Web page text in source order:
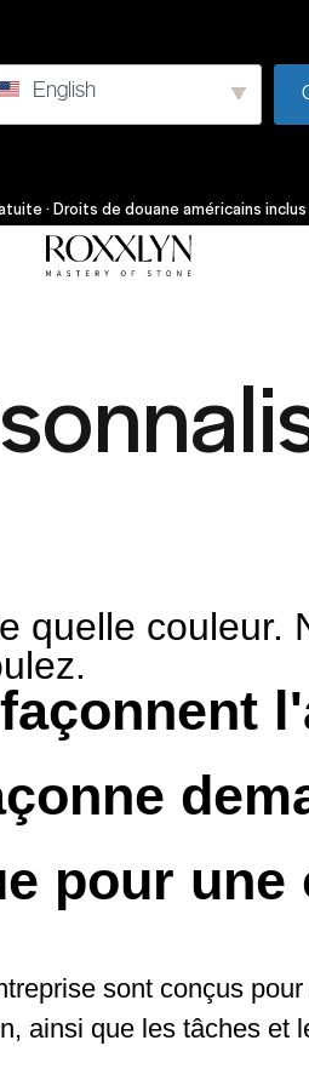
English
· Droits de douane américains inclus
quelle couleur.
pour une
sont conçus
ainsi que les tâches et